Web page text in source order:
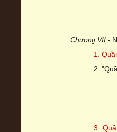
Chương VII -
1.
2.
3.